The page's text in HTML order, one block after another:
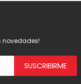
novedades!
SUSCRIBIRME